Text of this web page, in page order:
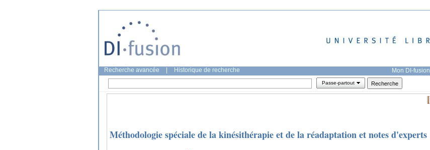
Recherche avancée Historique de recherche Mon DI-fusion
Passe-partout
Méthodologie spéciale de la kinésithérapie et de la réadaptation et notes d'experts